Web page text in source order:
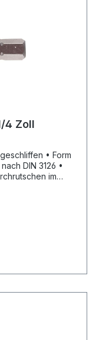
4 Zoll
DIN 3126 •
im